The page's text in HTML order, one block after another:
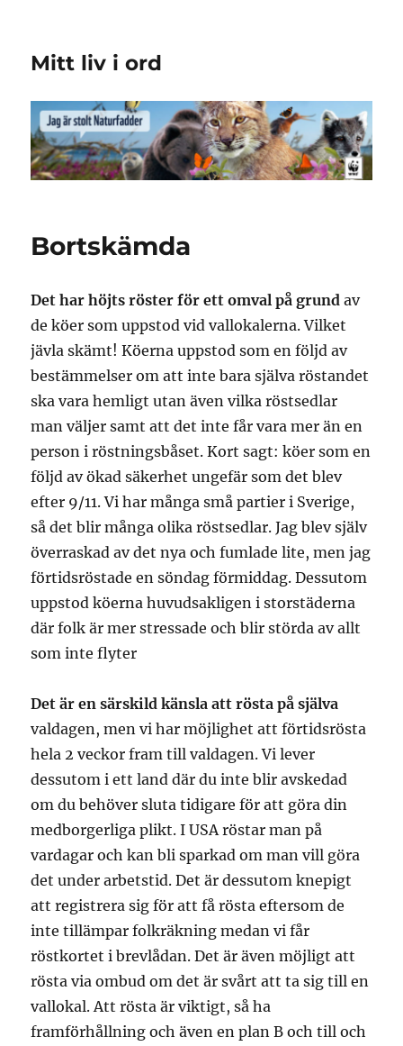
Mitt liv i ord
Bortskämda
Det har höjts röster för ett omval på grundav
de köer som uppstod vid vallokalerna. Vilket
jävla skämt! Köerna uppstod som en följd av
bestämmelser om att inte bara själva röstandet
ska vara hemligt utan även vilka röstsedlar
man väljer samt att det inte får vara mer än en
person i röstningsbåset. Kort sagt: köer som en
följd av ökad säkerhet ungefär som det blev
efter 9/11. Vi har många små partier i Sverige,
så det blir många olika röstsedlar. Jag blev själv
överraskad av det nya och fumlade lite, men jag
förtidsröstade en söndag förmiddag. Dessutom
uppstod köerna huvudsakligen i storstäderna
där folk är mer stressade och blir störda av allt
som inte flyter
Det är en särskild känsla att rösta på själva
valdagen, men vi har möjlighet att förtidsrösta
hela 2 veckor fram till valdagen. Vi lever
dessutom i ett land där du inte blir avskedad
om du behöver sluta tidigare för att göra din
medborgerliga plikt. I USA röstar man på
vardagar och kan bli sparkad om man vill göra
det under arbetstid. Det är dessutom knepigt
att registrera sig för att få rösta eftersom de
inte tillämpar folkräkning medan vi får
röstkortet i brevlådan. Det är även möjligt att
rösta via ombud om det är svårt att ta sig till en
vallokal. Att rösta är viktigt, så ha
framförhållning och även en plan B och till och